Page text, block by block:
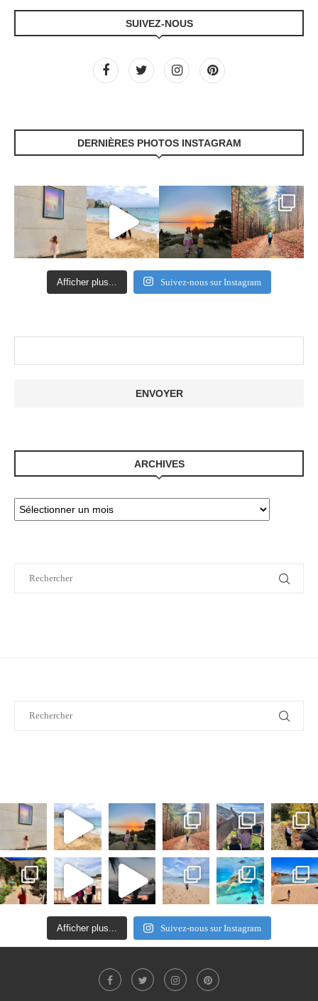
SUIVEZ-NOUS
DERNIÈRES PHOTOS INSTAGRAM
Afficher plus... Suivez-nous sur Instagram
ARCHIVES
Afficher plus... Suivez-nous sur Instagram